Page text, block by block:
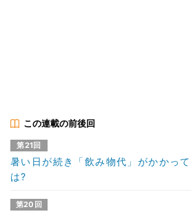
この連載の前後回
第21回
暑い日が続き「飲み物代」がかかっ
は?
第20回